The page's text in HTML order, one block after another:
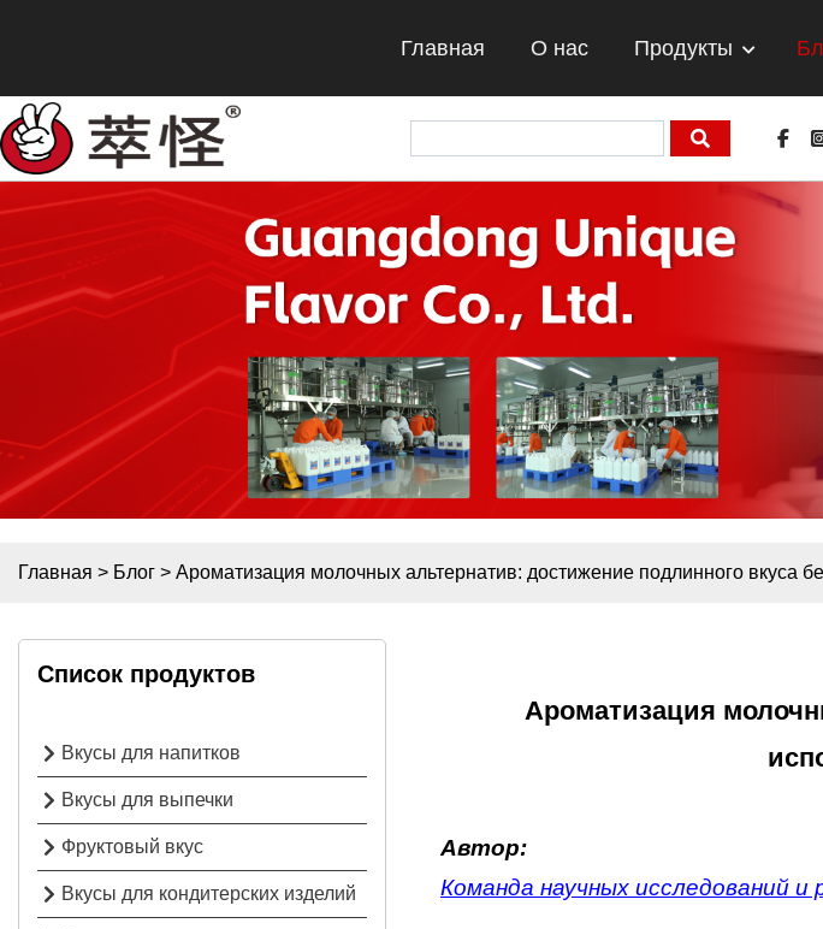
Главная О нас Продукты
Главная > Блог > Ароматизация молочных альтернатив: достижение подлинного вкуса
Список продуктов
Вкусы для напитков
Вкусы для выпечки
Фруктовый вкус
Вкусы для кондитерских изделий
Ароматизация
Автор:
Команда научных исследований и